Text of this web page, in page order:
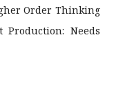
Order Thinking
Needs